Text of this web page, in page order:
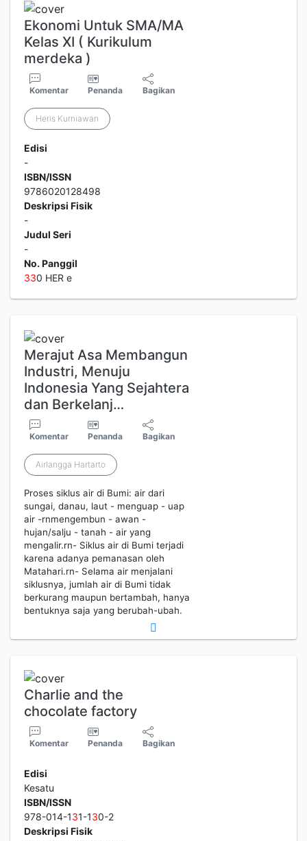
Ekonomi Untuk SMA/MA
Kelas XI ( Kurikulum
merdeka )
Komentar Penanda Bagikan
Heris Kurniawan
Edisi
-
ISBN/ISSN
9786020128498
Deskripsi Fisik
-
Judul Seri
-
No. Panggil
330 HER e
Merajut Asa Membangun
Industri, Menuju
Indonesia Yang Sejahtera
dan Berkelanj…
Komentar Penanda Bagikan
Airlangga Hartarto
Proses siklus air di Bumi: air dari
sungai, danau, laut - menguap - uap
air -rnmengembun - awan -
hujan/salju - tanah - air yang
mengalir.rn- Siklus air di Bumi terjadi
karena adanya pemanasan oleh
Matahari.rn- Selama air menjalani
siklusnya, jumlah air di Bumi tidak
berkurang maupun bertambah, hanya
bentuknya saja yang berubah-ubah.
Charlie and the
chocolate factory
Komentar Penanda Bagikan
Edisi
Kesatu
ISBN/ISSN
978-014-131-130-2
Deskripsi Fisik